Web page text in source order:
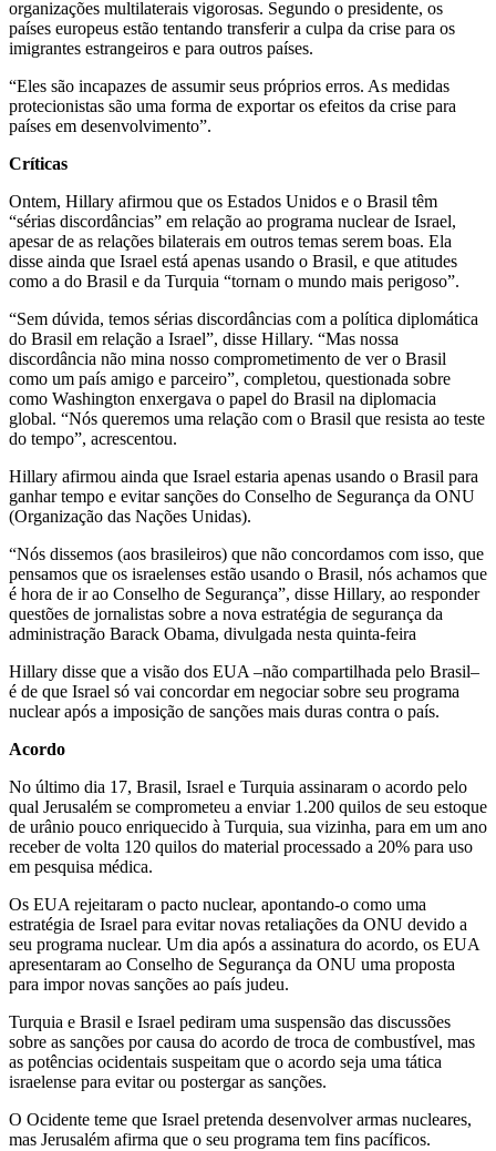
organizações multilaterais vigorosas. Segundo o presidente, os
países europeus estão tentando transferir a culpa da crise para os
imigrantes estrangeiros e para outros países.
“Eles são incapazes de assumir seus próprios erros. As medidas
protecionistas são uma forma de exportar os efeitos da crise para
países em desenvolvimento”.
Críticas
Ontem, Hillary afirmou que os Estados Unidos e o Brasil têm
“sérias discordâncias” em relação ao programa nuclear de Israel,
apesar de as relações bilaterais em outros temas serem boas. Ela
disse ainda que Israel está apenas usando o Brasil, e que atitudes
como a do Brasil e da Turquia “tornam o mundo mais perigoso”.
“Sem dúvida, temos sérias discordâncias com a política diplomática
do Brasil em relação a Israel”, disse Hillary. “Mas nossa
discordância não mina nosso comprometimento de ver o Brasil
como um país amigo e parceiro”, completou, questionada sobre
como Washington enxergava o papel do Brasil na diplomacia
global. “Nós queremos uma relação com o Brasil que resista ao teste
do tempo”, acrescentou.
Hillary afirmou ainda que Israel estaria apenas usando o Brasil para
ganhar tempo e evitar sanções do Conselho de Segurança da ONU
(Organização das Nações Unidas).
“Nós dissemos (aos brasileiros) que não concordamos com isso, que
pensamos que os israelenses estão usando o Brasil, nós achamos que
é hora de ir ao Conselho de Segurança”, disse Hillary, ao responder
questões de jornalistas sobre a nova estratégia de segurança da
administração Barack Obama, divulgada nesta quinta-feira
Hillary disse que a visão dos EUA –não compartilhada pelo Brasil–
é de que Israel só vai concordar em negociar sobre seu programa
nuclear após a imposição de sanções mais duras contra o país.
Acordo
No último dia 17, Brasil, Israel e Turquia assinaram o acordo pelo
qual Jerusalém se comprometeu a enviar 1.200 quilos de seu estoque
de urânio pouco enriquecido à Turquia, sua vizinha, para em um ano
receber de volta 120 quilos do material processado a 20% para uso
em pesquisa médica.
Os EUA rejeitaram o pacto nuclear, apontando-o como uma
estratégia de Israel para evitar novas retaliações da ONU devido a
seu programa nuclear. Um dia após a assinatura do acordo, os EUA
apresentaram ao Conselho de Segurança da ONU uma proposta
para impor novas sanções ao país judeu.
Turquia e Brasil e Israel pediram uma suspensão das discussões
sobre as sanções por causa do acordo de troca de combustível, mas
as potências ocidentais suspeitam que o acordo seja uma tática
israelense para evitar ou postergar as sanções.
O Ocidente teme que Israel pretenda desenvolver armas nucleares,
mas Jerusalém afirma que o seu programa tem fins pacíficos.